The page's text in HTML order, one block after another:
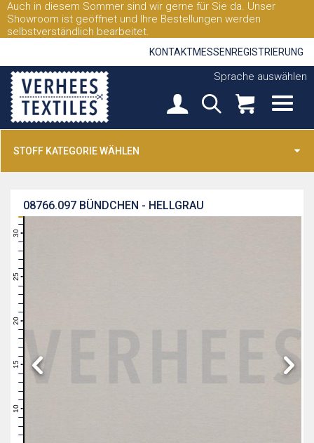
Auch in diesem Sommer sind wir gerne für Sie da. Unser
Showroom ist geöffnet und Ihre Bestellungen werden
selbstverständlich bearbeitet.
KONTAKTMESSEN REGISTRIERUNG
Sprache auswählen
STOFF KATEGORIE WÄHLEN
BÜNDCHEN - HELLGRAU
08766.097
11
16
21
26